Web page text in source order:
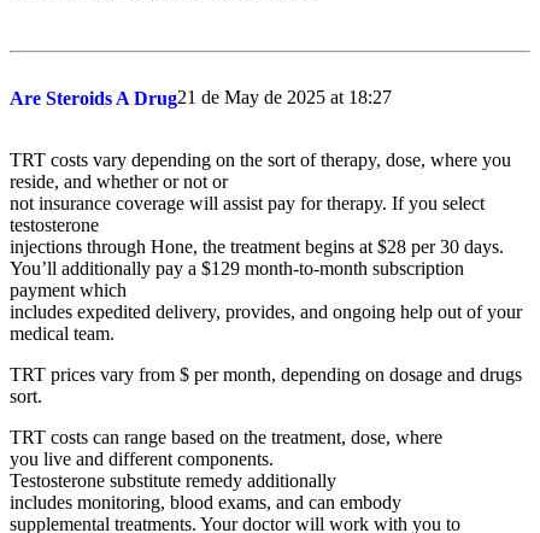
Are Steroids A Drug21 de May de 2025 at 18:27
TRT costs vary depending on the sort of therapy, dose, where you
reside, and whether or not or
not insurance coverage will assist pay for therapy. If you select
testosterone
injections through Hone, the treatment begins at $28 per 30 days.
You’ll additionally pay a $129 month-to-month subscription
payment which
includes expedited delivery, provides, and ongoing help out of your
medical team.
TRT prices vary from $ per month, depending on dosage and drugs
sort.
TRT costs can range based on the treatment, dose, where
you live and different components.
Testosterone substitute remedy additionally
includes monitoring, blood exams, and can embody
supplemental treatments. Your doctor will work with you to